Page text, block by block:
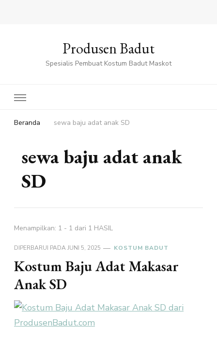
Produsen Badut
Spesialis Pembuat Kostum Badut Maskot
Beranda sewa baju adat anak SD
sewa baju adat anak
SD
Menampilkan: 1 - 1 dari 1 HASIL
DIPERBARUI PADAJUNI 5, 2025 KOSTUM BADUT
Kostum Baju Adat Makasar
Anak SD